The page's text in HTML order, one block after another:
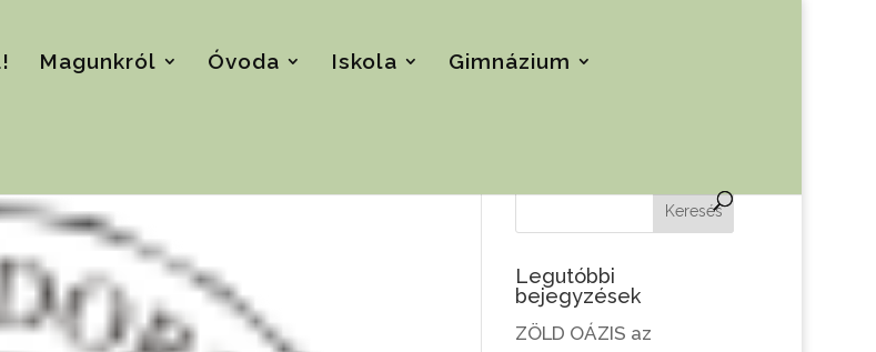
Magunkról Óvoda Iskola Gimnázium
Keresés
Legutóbbi
bejegyzések
ZÖLD OÁZIS az